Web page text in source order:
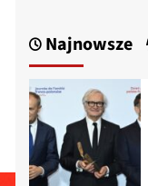
Najnowsze